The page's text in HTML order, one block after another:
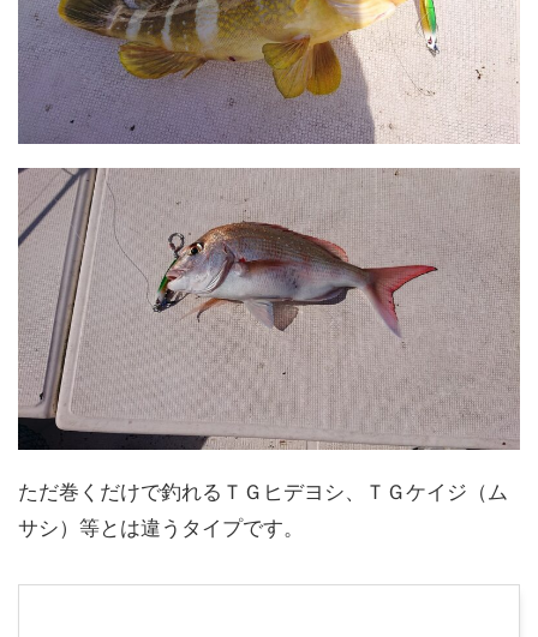
ただ巻くだけで釣れるＴＧヒデヨシ、ＴＧケイジ（ム
サシ）等とは違うタイプです。